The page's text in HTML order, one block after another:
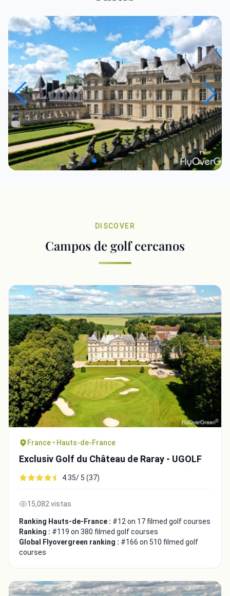
DISCOVER
Campos de golf cercanos
France • Hauts-de-France
Exclusiv Golf du Château de Raray - UGOLF
4.35/ 5 (37)
15,082 vistas
Ranking Hauts-de-France : #12 on 17 filmed golf courses
Ranking : #119 on 380 filmed golf courses
Global Flyovergreen ranking : #166 on 510 filmed golf
courses